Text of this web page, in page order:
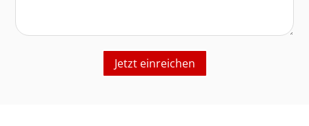
Jetzt einreichen